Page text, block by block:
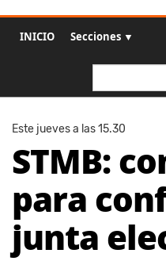
INICIO Secciones ▼
Este jueves a las 15.30
STMB:
para
junta